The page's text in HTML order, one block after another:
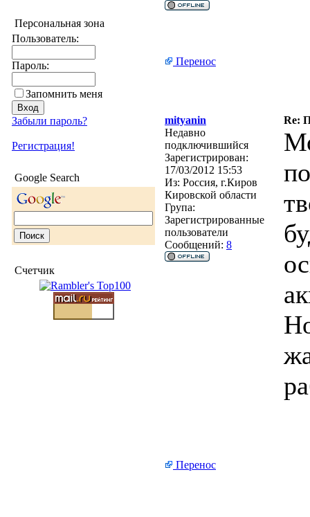
Персональная зона
Пользователь:
Пароль:
Запомнить меня
Забыли пароль?
Регистрация!
Google Search
Счетчик
Перенос
mityanin
Re:
Недавно
подключившийся
Зарегистрирован:
17/03/2012 15:53
Из: Россия, г.Киров
Кировской области
Група:
Зарегистрированные
пользователи
Сообщений: 8
Перенос